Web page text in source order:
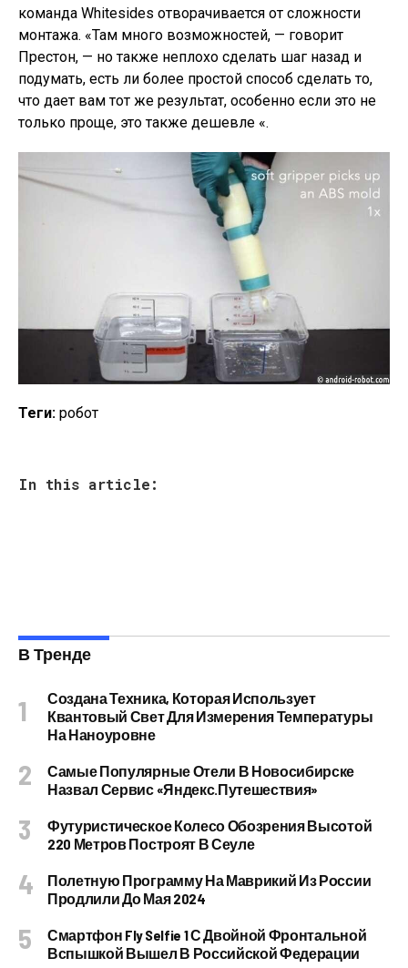
команда Whitesides отворачивается от сложности
монтажа. «Там много возможностей, — говорит
Престон, — но также неплохо сделать шаг назад и
подумать, есть ли более простой способ сделать то,
что дает вам тот же результат, особенно если это не
только проще, это также дешевле «.
Теги: робот
In this article:
В Тренде
Создана Техника, Которая Использует
Квантовый Свет Для Измерения Температуры
На Наноуровне
Самые Популярные Отели В Новосибирске
Назвал Сервис «Яндекс.Путешествия»
Футуристическое Колесо Обозрения Высотой
220 Метров Построят В Сеуле
Полетную Программу На Маврикий Из России
Продлили До Мая 2024
Смартфон Fly Selfie 1 С Двойной Фронтальной
Вспышкой Вышел В Российской Федерации